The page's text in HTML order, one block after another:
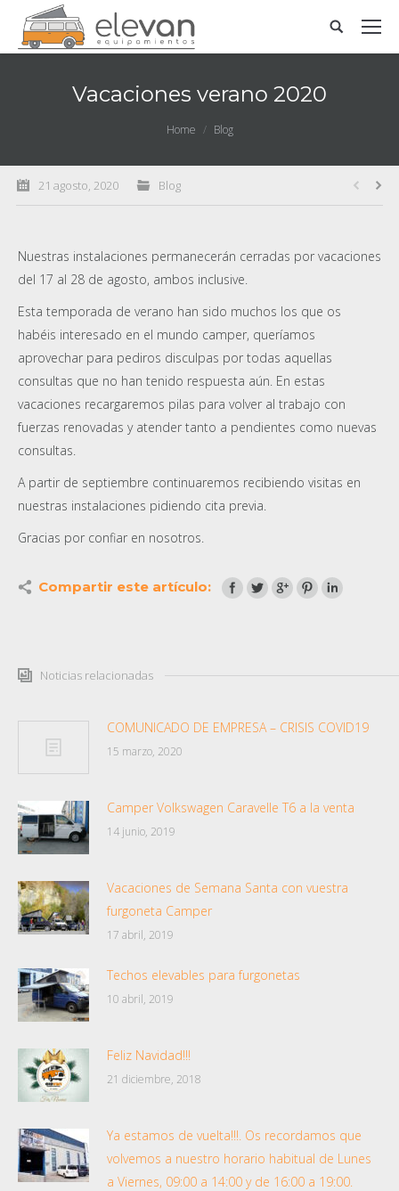
Vacaciones verano 2020
Home Blog
21 agosto, 2020 Blog
Nuestras instalaciones permanecerán cerradas por vacaciones
del 17 al 28 de agosto, ambos inclusive.
Esta temporada de verano han sido muchos los que os
habéis interesado en el mundo camper, queríamos
aprovechar para pediros disculpas por todas aquellas
consultas que no han tenido respuesta aún. En estas
vacaciones recargaremos pilas para volver al trabajo con
fuerzas renovadas y atender tanto a pendientes como nuevas
consultas.
A partir de septiembre continuaremos recibiendo visitas en
nuestras instalaciones pidiendo cita previa.
Gracias por confiar en nosotros.
Compartir este artículo:
Noticias relacionadas
COMUNICADO DE EMPRESA – CRISIS COVID19
15 marzo, 2020
Camper Volkswagen Caravelle T6 a la venta
14 junio, 2019
Vacaciones de Semana Santa con vuestra
furgoneta Camper
17 abril, 2019
Techos elevables para furgonetas
10 abril, 2019
Feliz Navidad!!!
21 diciembre, 2018
Ya estamos de vuelta!!!. Os recordamos que
volvemos a nuestro horario habitual de Lunes
a Viernes, 09:00 a 14:00 y de 16:00 a 19:00.